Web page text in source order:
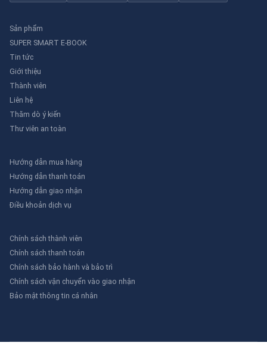
Sản phẩm
SUPER SMART E-BOOK
Tin tức
Giới thiệu
Thành viên
Liên hệ
Thăm dò ý kiến
Thư viên an toàn
Hướng dẫn mua hàng
Hướng dẫn thanh toán
Hướng dẫn giao nhận
Điều khoản dịch vụ
Chính sách thành viên
Chính sách thanh toán
Chính sách bảo hành và bảo trì
Chính sách vận chuyển vào giao nhận
Bảo mật thông tin cá nhân